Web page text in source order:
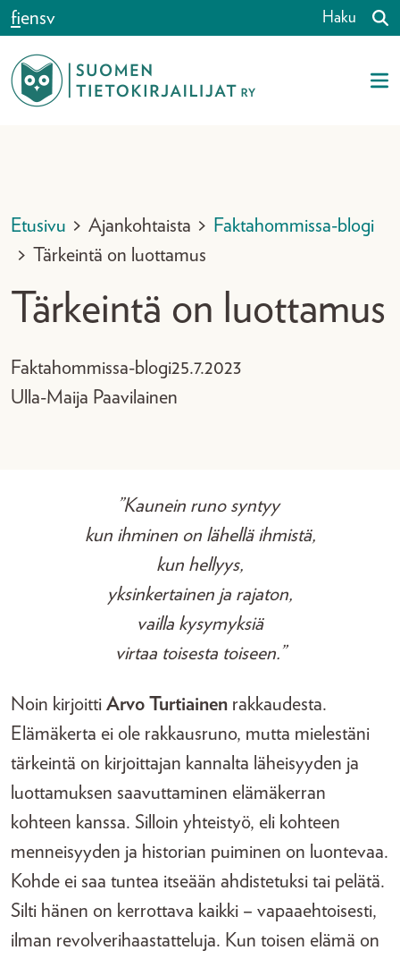
Siirry sisältöön
fiensv Haku
Etusivu > Ajankohtaista > Faktahommissa-blogi
> Tärkeintä on luottamus
Tärkeintä on luottamus
Faktahommissa-blogi25.7.2023
Ulla-Maija Paavilainen
”Kaunein runo syntyy
kun ihminen on lähellä ihmistä,
kun hellyys,
yksinkertainen ja rajaton,
vailla kysymyksiä
virtaa toisesta toiseen.”
Noin kirjoitti Arvo Turtiainen rakkaudesta.
Elämäkerta ei ole rakkausruno, mutta mielestäni
tärkeintä on kirjoittajan kannalta läheisyyden ja
luottamuksen saavuttaminen elämäkerran
kohteen kanssa. Silloin yhteistyö, eli kohteen
menneisyyden ja historian puiminen on luontevaa.
Kohde ei saa tuntea itseään ahdistetuksi tai pelätä.
Silti hänen on kerrottava kaikki – vapaaehtoisesti,
ilman revolverihaastatteluja. Kun toisen elämä on